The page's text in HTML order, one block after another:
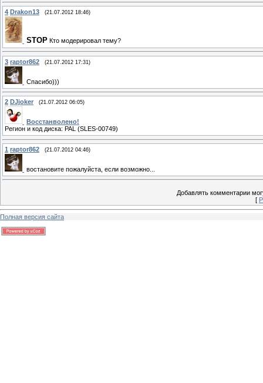
4 Drakon13 (21.07.2012 18:46)
STOP Кто модерировал тему?
3 raptor862 (21.07.2012 17:31)
Спасибо)))
2 DJjoker (21.07.2012 06:05)
Восстанволено!
Регион и код диска: PAL (SLES-00749)
1 raptor862 (21.07.2012 04:46)
востановите пожалуйста, если возможно...
Добавлять комментарии
[
Полная версия сайта